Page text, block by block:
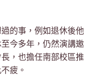
的事，例如退休後他
今多年，仍然演講邀
，也擔任南部校區推
疲。